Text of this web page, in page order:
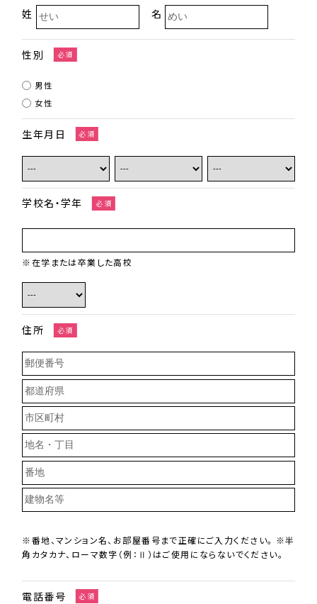
姓 名
性別 必須
男性
女性
生年月日 必須
学校名・学年 必須
※在学または卒業した高校
住所 必須
※番地、マンション名、お部屋番号まで正確にご入力ください。 ※半
角カタカナ、ローマ数字（例：Ⅱ）はご使用にならないでください。
電話番号 必須